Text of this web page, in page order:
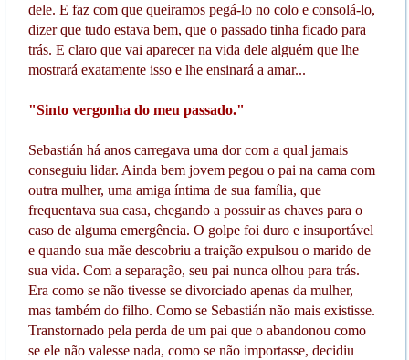
dele. E faz com que queiramos pegá-lo no colo e consolá-lo,
dizer que tudo estava bem, que o passado tinha ficado para
trás. E claro que vai aparecer na vida dele alguém que lhe
mostrará exatamente isso e lhe ensinará a amar...
"Sinto vergonha do meu passado."
Sebastián há anos carregava uma dor com a qual jamais
conseguiu lidar. Ainda bem jovem pegou o pai na cama com
outra mulher, uma amiga íntima de sua família, que
frequentava sua casa, chegando a possuir as chaves para o
caso de alguma emergência. O golpe foi duro e insuportável
e quando sua mãe descobriu a traição expulsou o marido de
sua vida. Com a separação, seu pai nunca olhou para trás.
Era como se não tivesse se divorciado apenas da mulher,
mas também do filho. Como se Sebastián não mais existisse.
Transtornado pela perda de um pai que o abandonou como
se ele não valesse nada, como se não importasse, decidiu